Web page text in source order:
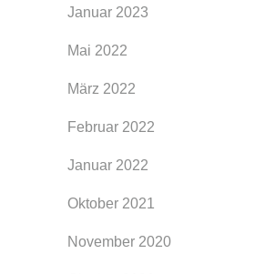
Januar 2023
Mai 2022
März 2022
Februar 2022
Januar 2022
Oktober 2021
November 2020